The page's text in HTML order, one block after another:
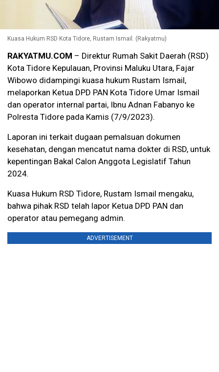
Kuasa Hukum RSD Kota Tidore, Rustam Ismail. (Rakyatmu)
RAKYATMU.COM – Direktur Rumah Sakit Daerah (RSD)
Kota Tidore Kepulauan, Provinsi Maluku Utara, Fajar
Wibowo didampingi kuasa hukum Rustam Ismail,
melaporkan Ketua DPD PAN Kota Tidore Umar Ismail
dan operator internal partai, Ibnu Adnan Fabanyo ke
Polresta Tidore pada Kamis (7/9/2023).
Laporan ini terkait dugaan pemalsuan dokumen
kesehatan, dengan mencatut nama dokter di RSD, untuk
kepentingan Bakal Calon Anggota Legislatif Tahun
2024.
Kuasa Hukum RSD Tidore, Rustam Ismail mengaku,
bahwa pihak RSD telah lapor Ketua DPD PAN dan
operator atau pemegang admin.
ADVERTISEMENT